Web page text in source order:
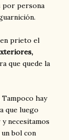
por persona
prieto el
que quede la
Tampoco hay
que luego
necesitamos
un bol con